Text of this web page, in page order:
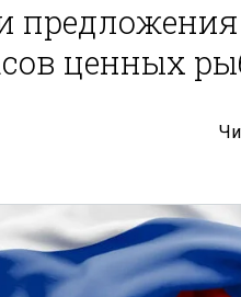
ценных